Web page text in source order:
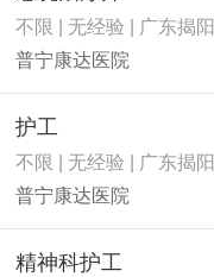
不限 | 无经验 | 广东揭
普宁康达医院
护工
不限 | 无经验 | 广东揭
普宁康达医院
精神科护工